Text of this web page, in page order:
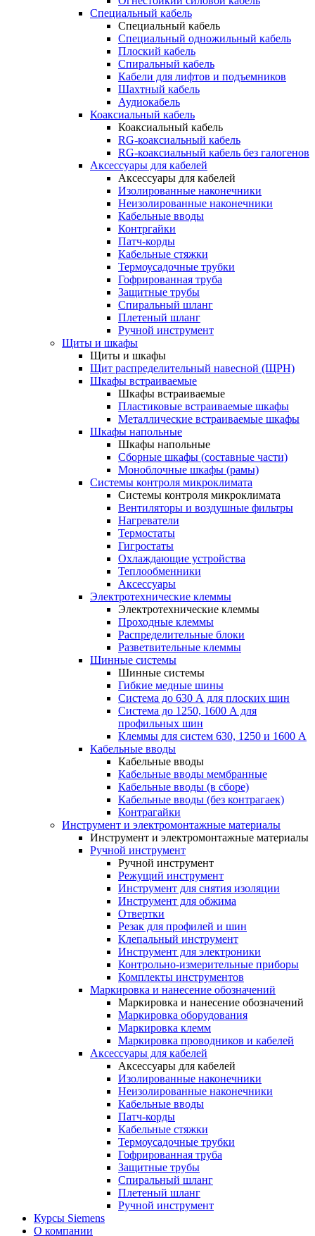
Специальный кабель
Специальный кабель
Специальный одножильный кабель
Плоский кабель
Спиральный кабель
Кабели для лифтов и подъемников
Шахтный кабель
Аудиокабель
Коаксиальный кабель
Коаксиальный кабель
RG-коаксиальный кабель
RG-коаксиальный кабель без галогенов
Аксессуары для кабелей
Аксессуары для кабелей
Изолированные наконечники
Неизолированные наконечники
Кабельные вводы
Контргайки
Патч-корды
Кабельные стяжки
Термоусадочные трубки
Гофрированная труба
Защитные трубы
Спиральный шланг
Плетеный шланг
Ручной инструмент
Щиты и шкафы
Щиты и шкафы
Щит распределительный навесной (ЩРН)
Шкафы встраиваемые
Шкафы встраиваемые
Пластиковые встраиваемые шкафы
Металлические встраиваемые шкафы
Шкафы напольные
Шкафы напольные
Сборные шкафы (составные части)
Моноблочные шкафы (рамы)
Системы контроля микроклимата
Системы контроля микроклимата
Вентиляторы и воздушные фильтры
Нагреватели
Термостаты
Гигростаты
Охлаждающие устройства
Теплообменники
Аксессуары
Электротехнические клеммы
Электротехнические клеммы
Проходные клеммы
Распределительные блоки
Разветвительные клеммы
Шинные системы
Шинные системы
Гибкие медные шины
Система до 630 А для плоских шин
Система до 1250, 1600 А для
профильных шин
Клеммы для систем 630, 1250 и 1600 А
Кабельные вводы
Кабельные вводы
Кабельные вводы мембранные
Кабельные вводы (в сборе)
Кабельные вводы (без контрагаек)
Контрагайки
Инструмент и электромонтажные материалы
Инструмент и электромонтажные материалы
Ручной инструмент
Ручной инструмент
Режущий инструмент
Инструмент для снятия изоляции
Инструмент для обжима
Отвертки
Резак для профилей и шин
Клепальный инструмент
Инструмент для электроники
Контрольно-измерительные приборы
Комплекты инструментов
Маркировка и нанесение обозначений
Маркировка и нанесение обозначений
Маркировка оборудования
Маркировка клемм
Маркировка проводников и кабелей
Аксессуары для кабелей
Аксессуары для кабелей
Изолированные наконечники
Неизолированные наконечники
Кабельные вводы
Патч-корды
Кабельные стяжки
Термоусадочные трубки
Гофрированная труба
Защитные трубы
Спиральный шланг
Плетеный шланг
Ручной инструмент
Курсы Siemens
О компании